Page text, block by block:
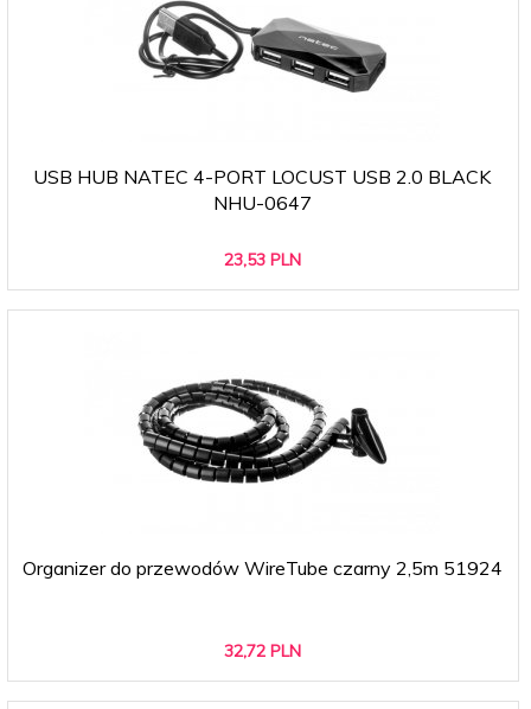
USB HUB NATEC 4-PORT LOCUST USB 2.0 BLACK
NHU-0647
23,53 PLN
Organizer do przewodów WireTube czarny 2,5m 51924
32,72 PLN